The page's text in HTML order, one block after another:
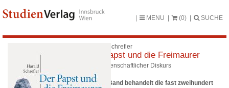
MENU (0) SUCHE
Harald Schrefler
Der Papst und die Freimaurer
Ein wissenschaftlicher Diskurs
Dieser Band behandelt die fast zweihundert